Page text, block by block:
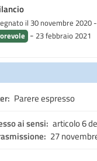
il 30 novembre 2020
- 23 febbraio 2021
Parere espresso
ai sensi: articolo 6
27